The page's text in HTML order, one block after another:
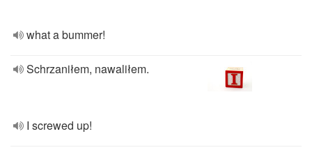
what a bummer!
Schrzaniłem, nawaliłem.
I screwed up!